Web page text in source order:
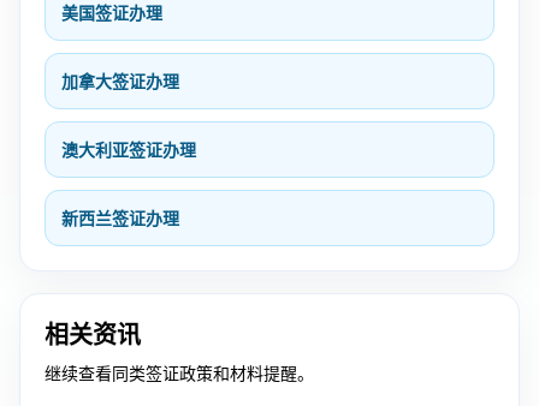
美国签证办理
加拿大签证办理
澳大利亚签证办理
新西兰签证办理
相关资讯
继续查看同类签证政策和材料提醒。